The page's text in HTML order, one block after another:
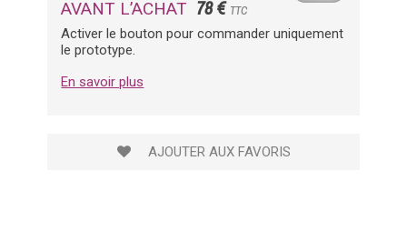
AVANT L’ACHAT 78 € TTC
Activer le bouton pour commander uniquement
le prototype.
En savoir plus
AJOUTER AUX FAVORIS